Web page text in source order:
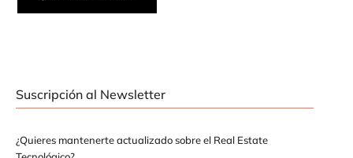
Suscripción al Newsletter
¿Quieres mantenerte actualizado sobre el Real Estate